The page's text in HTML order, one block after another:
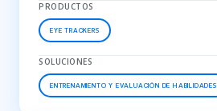
PRODUCTOS
EYE TRACKERS
SOLUCIONES
ENTRENAMIENTO Y EVALUACIÓN DE HABILIDADES